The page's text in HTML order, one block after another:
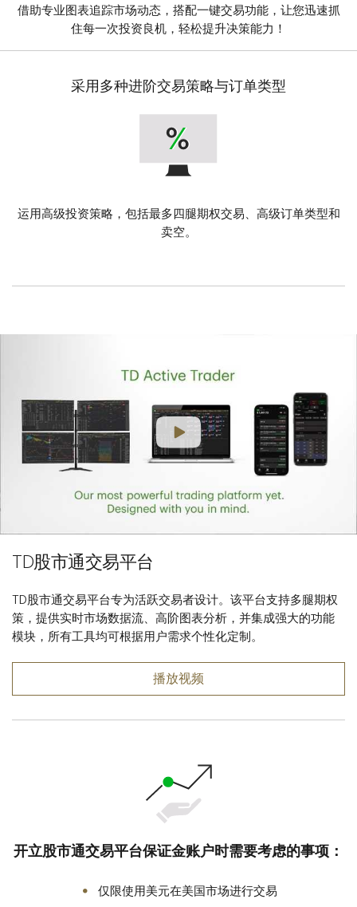
借助专业图表追踪市场动态，搭配一键交易功能，让您迅速抓
住每一次投资良机，轻松提升决策能力！
采用多种进阶交易策略与订单类型
运用高级投资策略，包括最多四腿期权交易、高级订单类型和
卖空。
TD股市通交易平台
TD股市通交易平台专为活跃交易者设计。该平台支持多腿期权
策，提供实时市场数据流、高阶图表分析，并集成强大的功能
模块，所有工具均可根据用户需求个性化定制。
播放视频
开立股市通交易平台保证金账户时需要考虑的事项：
仅限使用美元在美国市场进行交易